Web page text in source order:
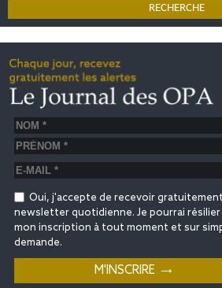
Oui, j'accepte de recevoir
newsletter quotidienne. Je pourrai résilier
mon inscription à tout moment et sur
demande.